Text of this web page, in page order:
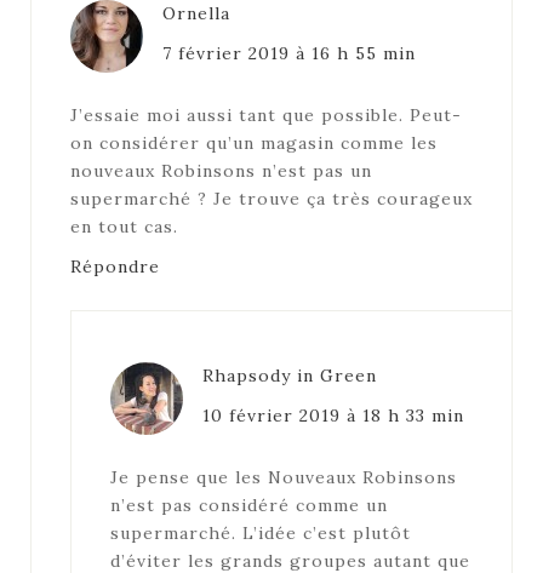
Ornella
7 février 2019 à 16 h 55 min
J’essaie moi aussi tant que possible. Peut-
on considérer qu’un magasin comme les
nouveaux Robinsons n’est pas un
supermarché ? Je trouve ça très courageux
en tout cas.
Répondre
Rhapsody in Green
10 février 2019 à 18 h 33 min
Je pense que les Nouveaux Robinsons
n’est pas considéré comme un
supermarché. L’idée c’est plutôt
d’éviter les grands groupes autant que